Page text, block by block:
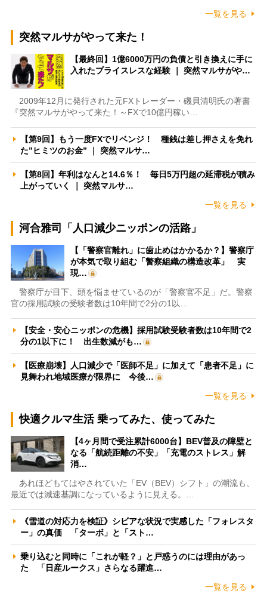
一覧を見る
突然マルサがやって来た！
【最終回】1億6000万円の負債と引き換えに手に
入れたプライスレスな経験 ｜ 突然マルサがや…
2009年12月に発行された元FXトレーダー・磯貝清明氏の著書
『突然マルサがやって来た！～FXで10億円稼い…
【第9回】もう一度FXでリベンジ！ 種銭は差し押さえを免れ
た”ヒミツのお金” ｜ 突然マルサ…
【第8回】年利はなんと14.6％！ 毎日5万円超の延滞税が積み
上がっていく ｜ 突然マルサ…
一覧を見る
河合雅司「人口減少ニッポンの活路」
【「警察官離れ」に歯止めはかかるか？】警察庁
が本気で取り組む「警察組織の構造改革」 実
現…
警察庁が目下、頭を悩ませているのが「警察官不足」だ。警察
官の採用試験の受験者数は10年間で2分の1以…
【安全・安心ニッポンの危機】採用試験受験者数は10年間で2
分の1以下に！ 出生数減がも…
【医療崩壊】人口減少で「医師不足」に加えて「患者不足」に
見舞われ地域医療が限界に 今後…
一覧を見る
快適クルマ生活 乗ってみた、使ってみた
【4ヶ月間で受注累計6000台】BEV普及の障壁と
なる「航続距離の不安」「充電のストレス」解
消…
あれほどもてはやされていた「EV（BEV）シフト」の潮流も、
最近では減速基調になっているように見える。…
《雪道の対応力を検証》シビアな状況で実感した「フォレスタ
ー」の真価 「ターボ」と「スト…
乗り込むと同時に「これが軽？」と戸惑うのには理由があっ
た 「日産ルークス」さらなる躍進…
一覧を見る